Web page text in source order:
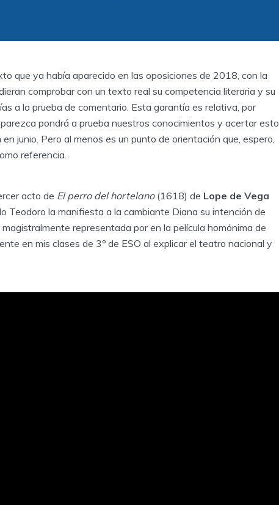
que ya había aparecido en las oposiciones de 2018, con la
comprobar con un texto real su competencia literaria y su
a la prueba de comentario. Esta garantía es relativa, por
pondrá a prueba nuestros conocimientos y acertar esto
junio. Pero al menos es un punto de orientación que, espero,
referencia.
acto de El perro del hortelano (1618) de Lope de Vega
la manifiesta a la cambiante Diana su intención de
representada por en la película homónima de
en mis clases de 3º de ESO al explicar el teatro nacional y